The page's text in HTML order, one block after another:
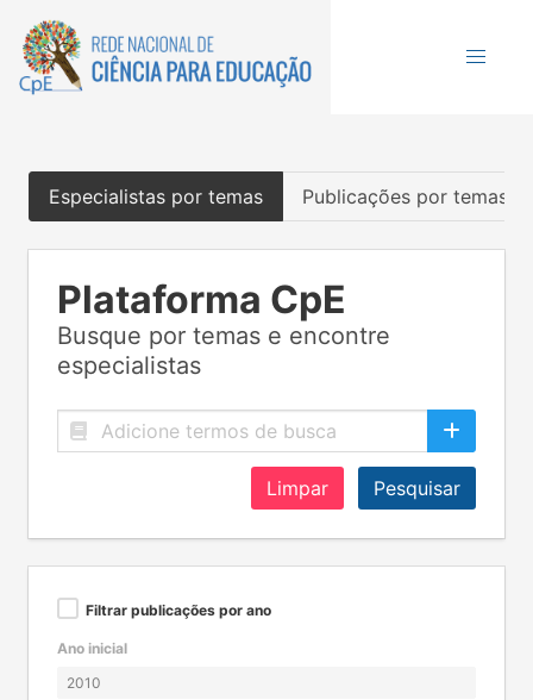
Especialistas por temas Publicações por temas
Plataforma CpE
Busque por temas e encontre
especialistas
Limpar Pesquisar
Filtrar publicações por ano
Ano inicial